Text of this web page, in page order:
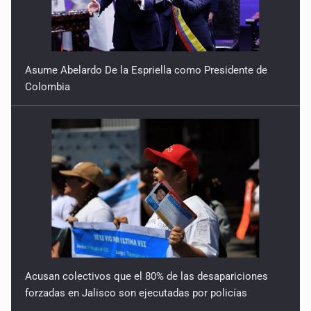
Asume Abelardo De la Espriella como Presidente de
Colombia
Acusan colectivos que el 80% de las desapariciones
forzadas en Jalisco son ejecutadas por policías